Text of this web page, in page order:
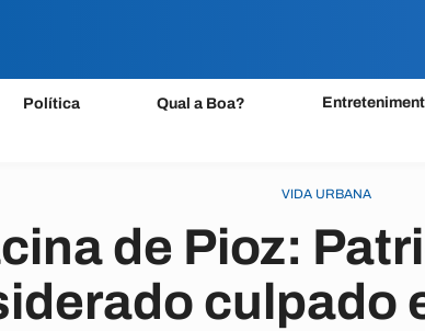
Política Qual a Boa?
VIDA URBANA
de Pioz:
culpado